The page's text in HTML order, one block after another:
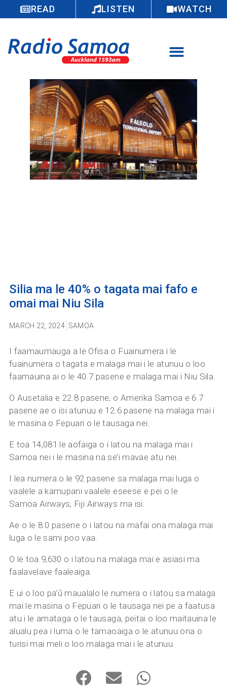
READ LISTEN WATCH
Silia ma le 40% o tagata mai fafo e
omai mai Niu Sila
MARCH 22, 2024 SAMOA
I faamaumauga a le Ofisa o Fuainumera i le
fuainumera o tagata e malaga mai i le atunuu o loo
faamauina ai o le 40.7 pasene e malaga mai i Niu Sila.
O Ausetalia e 22.8 pasene, o Amerika Samoa e 6.7
pasene ae o isi atunuu e 12.6 pasene na malaga mai i
le masina o Fepuari o le tausaga nei.
E toa 14,081 le aofaiga o i latou na malaga mai i
Samoa nei i le masina na se’i mavae atu nei.
I lea numera o le 92 pasene sa malaga mai luga o
vaalele a kamupani vaalele eseese e pei o le
Samoa Airways, Fiji Airways ma isi.
Ae o le 8.0 pasene o i latou na mafai ona malaga mai
luga o le sami poo vaa.
O le toa 9,630 o i latou na malaga mai e asiasi ma
faalavelave faaleaiga.
E ui o loo pa’ū maualalo le numera o i latou sa malaga
mai le masina o Fepuari o le tausaga nei pe a faatusa
atu i le amataga o le tausaga, peitai o loo maitauina le
alualu pea i luma o le tamaoaiga o le atunuu ona o
turisi mai meli o loo malaga mai i le atunuu.